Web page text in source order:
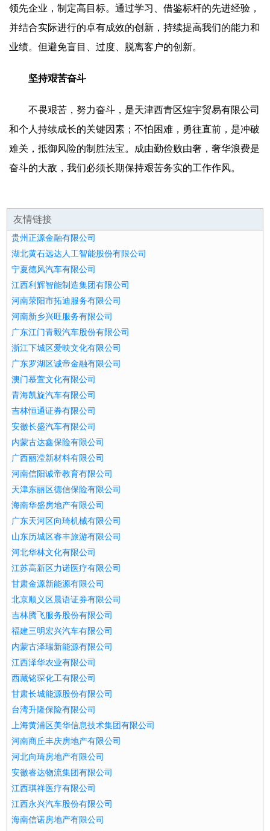
领先企业，制定高目标。通过学习、借鉴标杆的先进经验，
并结合实际进行的卓有成效的创新，持续提高我们的能力和
业绩。但避免盲目、过度、脱离客户的创新。
坚持艰苦奋斗
不畏艰苦，努力奋斗，是天津西青区煌宇贸易有限公司
和个人持续成长的关键因素；不怕困难，勇往直前，是冲破
难关，抵御风险的制胜法宝。成由勤俭败由奢，奢华浪费是
奋斗的大敌，我们必须长期保持艰苦务实的工作作风。
友情链接
贵州正源金融有限公司
湖北黄石远达人工智能股份有限公司
宁夏德风汽车有限公司
江西利辉智能制造集团有限公司
河南荥阳市拓迪服务有限公司
河南新乡兴旺服务有限公司
广东江门青毅汽车股份有限公司
浙江下城区爱映文化有限公司
广东罗湖区诚帝金融有限公司
澳门慕萱文化有限公司
青海凯旋汽车有限公司
吉林恒通证券有限公司
安徽长盛汽车有限公司
内蒙古达鑫保险有限公司
广西丽滢新材料有限公司
河南信阳诚帝教育有限公司
天津东丽区德信保险有限公司
海南华盛房地产有限公司
广东天河区向琦机械有限公司
山东历城区睿丰旅游有限公司
河北华林文化有限公司
江苏高新区力诺医疗有限公司
甘肃金源新能源有限公司
北京顺义区晨语证券有限公司
吉林腾飞服务股份有限公司
福建三明宏兴汽车有限公司
内蒙古泽瑞新能源有限公司
江西泽华农业有限公司
西藏铭琛化工有限公司
甘肃长城能源股份有限公司
台湾升隆保险有限公司
上海黄浦区美华信息技术集团有限公司
河南商丘丰庆房地产有限公司
河北向琦房地产有限公司
安徽睿达物流集团有限公司
江西琪祥医疗有限公司
江西永兴汽车股份有限公司
海南信诺房地产有限公司